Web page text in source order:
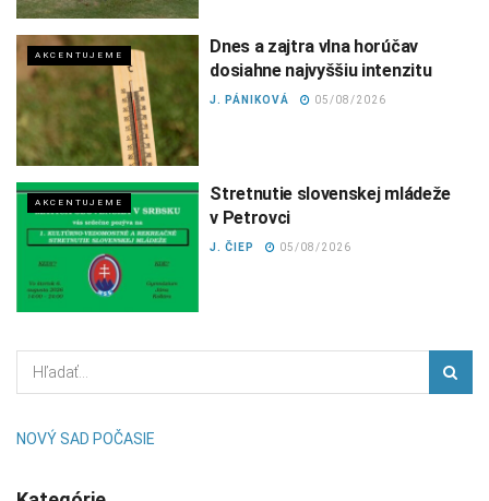
AKCENTUJEME
Dnes a zajtra vlna horúčav
dosiahne najvyššiu intenzitu
J. PÁNIKOVÁ 05/08/2026
AKCENTUJEME
Stretnutie slovenskej mládeže
v Petrovci
J. ČIEP 05/08/2026
NOVÝ SAD POČASIE